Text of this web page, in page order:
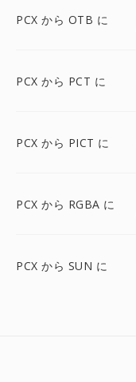
PCX から OTB に
PCX から PCT に
PCX から PICT に
PCX から RGBA に
PCX から SUN に